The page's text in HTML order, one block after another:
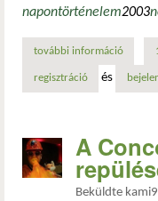
napontörténelem2003
további információaz
regisztráció és
A
Beküldte